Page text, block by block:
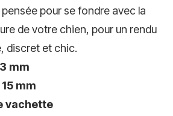
pour se fondre avec la
de votre chien, pour un rendu
discret et chic.
mm
mm
vachette